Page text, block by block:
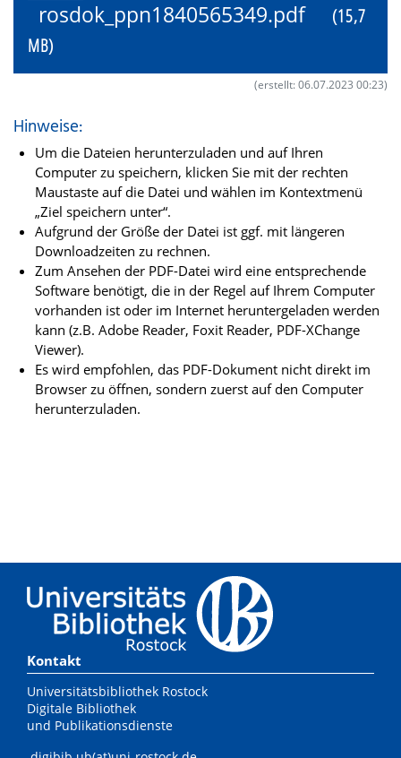
rosdok_ppn1840565349.pdf
(15,7
MB)
(erstellt: 06.07.2023 00:23)
Hinweise:
Um die Dateien herunterzuladen und auf Ihren
Computer zu speichern, klicken Sie mit der rechten
Maustaste auf die Datei und wählen im Kontextmenü
„Ziel speichern unter“.
Aufgrund der Größe der Datei ist ggf. mit längeren
Downloadzeiten zu rechnen.
Zum Ansehen der PDF-Datei wird eine entsprechende
Software benötigt, die in der Regel auf Ihrem Computer
vorhanden ist oder im Internet heruntergeladen werden
kann (z.B. Adobe Reader, Foxit Reader, PDF-XChange
Viewer).
Es wird empfohlen, das PDF-Dokument nicht direkt im
Browser zu öffnen, sondern zuerst auf den Computer
herunterzuladen.
Kontakt
Universitätsbibliothek Rostock
Digitale Bibliothek
und Publikationsdienste